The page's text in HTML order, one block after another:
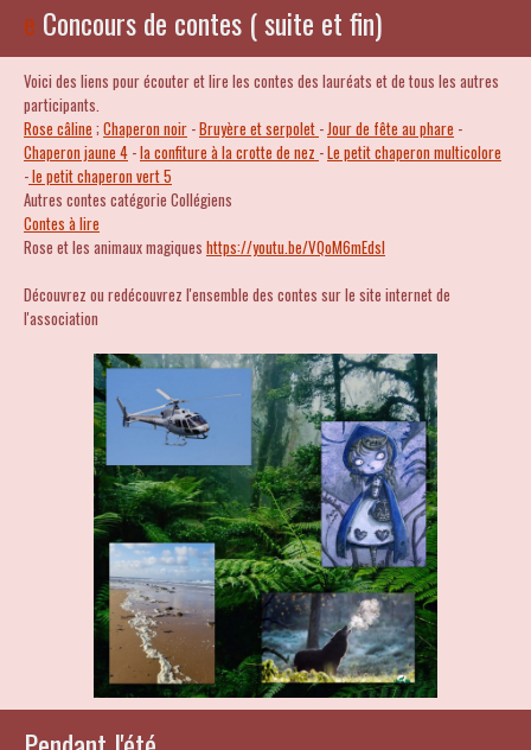
e Concours de contes ( suite et fin)
Voici des liens pour écouter et lire les contes des lauréats et de tous les autres
participants.
Rose câline ; Chaperon noir -Bruyère et serpolet -Jour de fête au phare -
Chaperon jaune 4 -laconfiture à la crotte de nez -Le petit chaperon multicolore
-le petit chaperon vert 5
Autres contes catégorie Collégiens
Contes à lire
Rose et les animaux magiques https://youtu.be/VQoM6mEdsl
Découvrez ou redécouvrez l'ensemble des contes sur le site internet de
l'association